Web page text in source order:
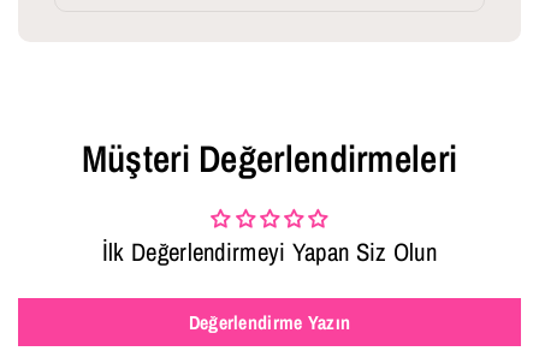
Müşteri Değerlendirmeleri
İlk Değerlendirmeyi Yapan Siz Olun
Değerlendirme Yazın